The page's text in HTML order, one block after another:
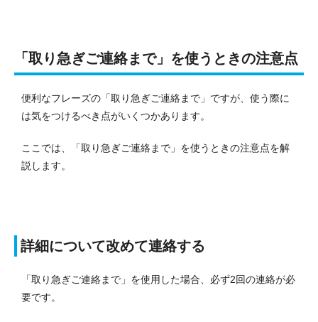
「取り急ぎご連絡まで」を使うときの注意点
便利なフレーズの「取り急ぎご連絡まで」ですが、使う際に
は気をつけるべき点がいくつかあります。
ここでは、「取り急ぎご連絡まで」を使うときの注意点を解
説します。
詳細について改めて連絡する
「取り急ぎご連絡まで」を使用した場合、必ず2回の連絡が必
要です。